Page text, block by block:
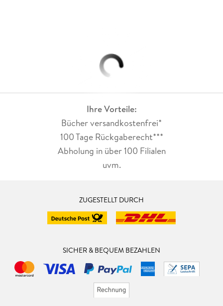
Ihre Vorteile:
Bücher versandkostenfrei*
100 Tage Rückgaberecht***
Abholung in über 100 Filialen
uvm.
ZUGESTELLT DURCH
SICHER & BEQUEM BEZAHLEN